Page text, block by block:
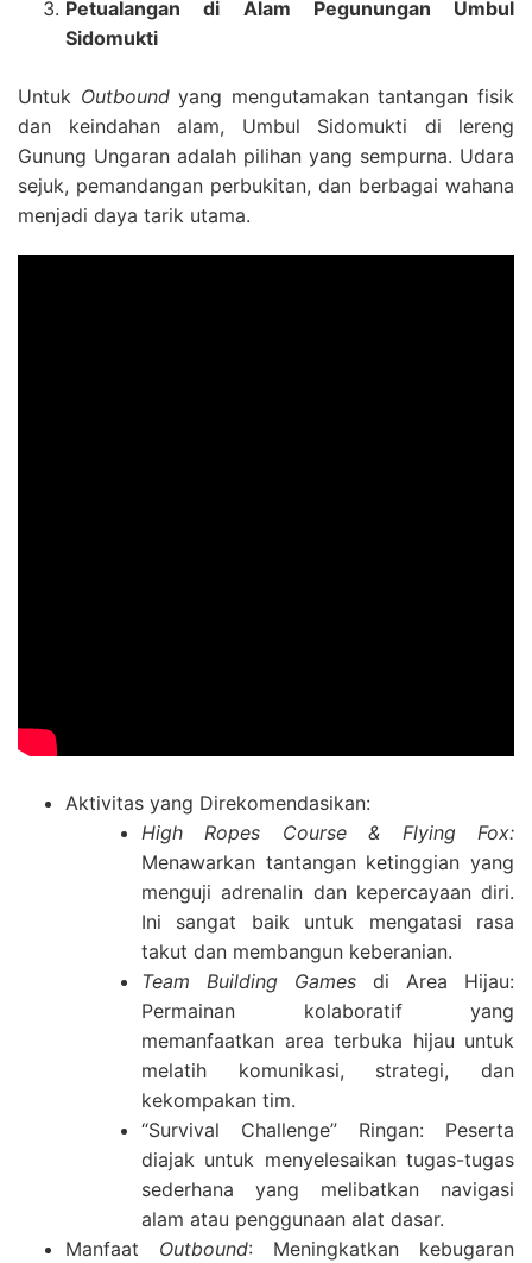
Petualangan di Alam Pegunungan Umbul
Sidomukti
Untuk Outboundyang mengutamakan tantangan fisik
dan keindahan alam, Umbul Sidomukti di lereng
Gunung Ungaran adalah pilihan yang sempurna. Udara
sejuk, pemandangan perbukitan, dan berbagai wahana
menjadi daya tarik utama.
Aktivitas yang Direkomendasikan:
High Ropes Course & Flying Fox:
Menawarkan tantangan ketinggian yang
menguji adrenalin dan kepercayaan diri.
Ini sangat baik untuk mengatasi rasa
takut dan membangun keberanian.
Team Building Games di Area Hijau:
Permainan kolaboratif yang
memanfaatkan area terbuka hijau untuk
melatih komunikasi, strategi, dan
kekompakan tim.
“Survival Challenge” Ringan: Peserta
diajak untuk menyelesaikan tugas-tugas
sederhana yang melibatkan navigasi
alam atau penggunaan alat dasar.
Manfaat Outbound: Meningkatkan kebugaran